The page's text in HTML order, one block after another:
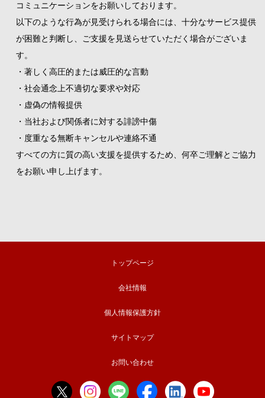
コミュニケーションをお願いしております。
以下のような行為が見受けられる場合には、十分なサービス提供
が困難と判断し、ご支援を見送らせていただく場合がございま
す。
・著しく高圧的または威圧的な言動
・社会通念上不適切な要求や対応
・虚偽の情報提供
・当社および関係者に対する誹謗中傷
・度重なる無断キャンセルや連絡不通
すべての方に質の高い支援を提供するため、何卒ご理解とご協力
をお願い申し上げます。
トップページ
会社情報
個人情報保護方針
サイトマップ
お問い合わせ